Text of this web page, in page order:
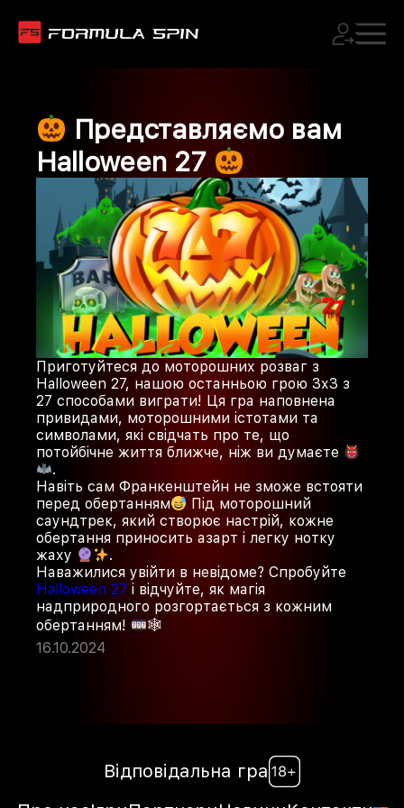
Представляємо вам
Halloween 27
Приготуйтеся до моторошних розваг з
Halloween 27, нашою останньою грою 3х3 з
27 способами виграти! Ця гра наповнена
привидами, моторошними істотами та
символами, які свідчать про те, що
потойбічне життя ближче, ніж ви думаєте
.
Навіть сам Франкенштейн не зможе встояти
перед обертанням
Під моторошний
саундтрек, який створює настрій, кожне
обертання приносить азарт і легку нотку
жаху
.
Наважилися увійти в невідоме? Спробуйте
Halloween 27 і відчуйте, як магія
надприродного розгортається з кожним
обертанням!
🕸
16.10.2024
Відповідальна гра